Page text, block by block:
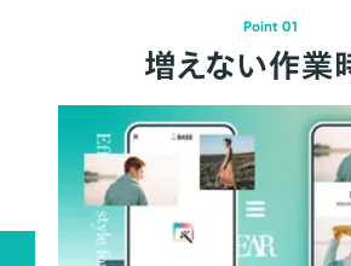
Point 01
増えない作業